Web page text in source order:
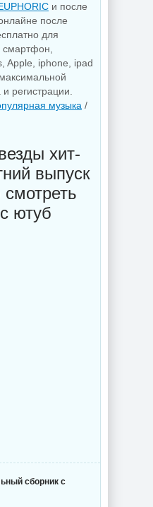
и после
после
для
смартфон,
Apple, iphone, ipad
регистрации.
музыка /
хит-
выпуск
ютуб
сборник с